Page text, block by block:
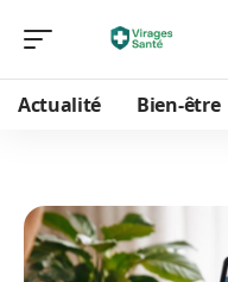
Actualité Bien-être